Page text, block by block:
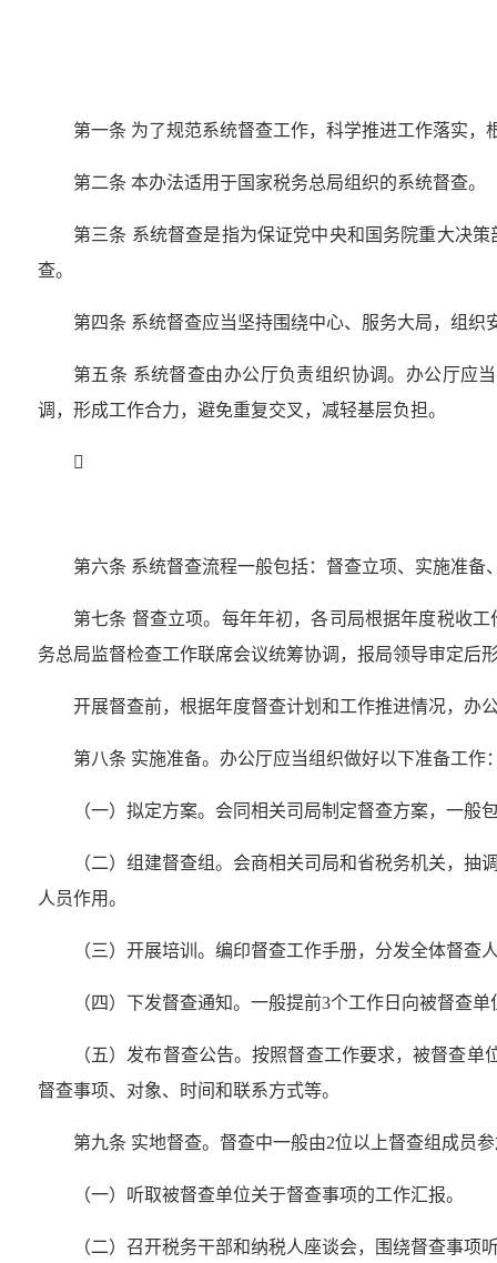
第一条 为了规范系统督查工作，科学推进工作落实
第二条 本办法适用于国家税务总局组织的系统督查。
第三条 系统督查是指为保证党中央和国务院重大决
查。
第四条 系统督查应当坚持围绕中心、服务大局，组
第五条 系统督查由办公厅负责组织协调。办公厅应
调，形成工作合力，避免重复交叉，减轻基层负担。

第六条 系统督查流程一般包括：督查立项、实施准
第七条 督查立项。每年年初，各司局根据年度税收
务总局监督检查工作联席会议统筹协调，报局领导审定后
开展督查前，根据年度督查计划和工作推进情况，办
第八条 实施准备。办公厅应当组织做好以下准备工作
（一）拟定方案。会同相关司局制定督查方案，一
（二）组建督查组。会商相关司局和省税务机关，
人员作用。
（三）开展培训。编印督查工作手册，分发全体督
（四）下发督查通知。一般提前3个工作日向被督查
（五）发布督查公告。按照督查工作要求，被督查
督查事项、对象、时间和联系方式等。
第九条 实地督查。督查中一般由2位以上督查组成员
（一）听取被督查单位关于督查事项的工作汇报。
（二）召开税务干部和纳税人座谈会，围绕督查事项